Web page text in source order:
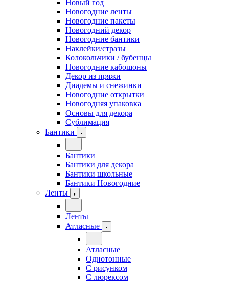
Новый год
Новогодние ленты
Новогодние пакеты
Новогодний декор
Новогодние бантики
Наклейки/стразы
Колокольчики / бубенцы
Новогодние кабошоны
Декор из пряжи
Диадемы и снежинки
Новогодние открытки
Новогодняя упаковка
Основы для декора
Сублимация
Бантики
Бантики
Бантики для декора
Бантики школьные
Бантики Новогодние
Ленты
Ленты
Атласные
Атласные
Однотонные
С рисунком
С люрексом